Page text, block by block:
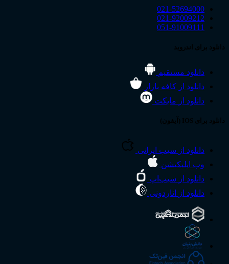
021-52694000
021-92009212
051-91009111
دانلود برای اندروید
دانلود مستقیم
دانلود از کافه بازار
دانلود از مایکت
دانلود برای IOS (آیفون)
دانلود از سیب ایرانی
وب اپلیکیشن
دانلود از سیب‌اپ
دانلود از
اناردونی